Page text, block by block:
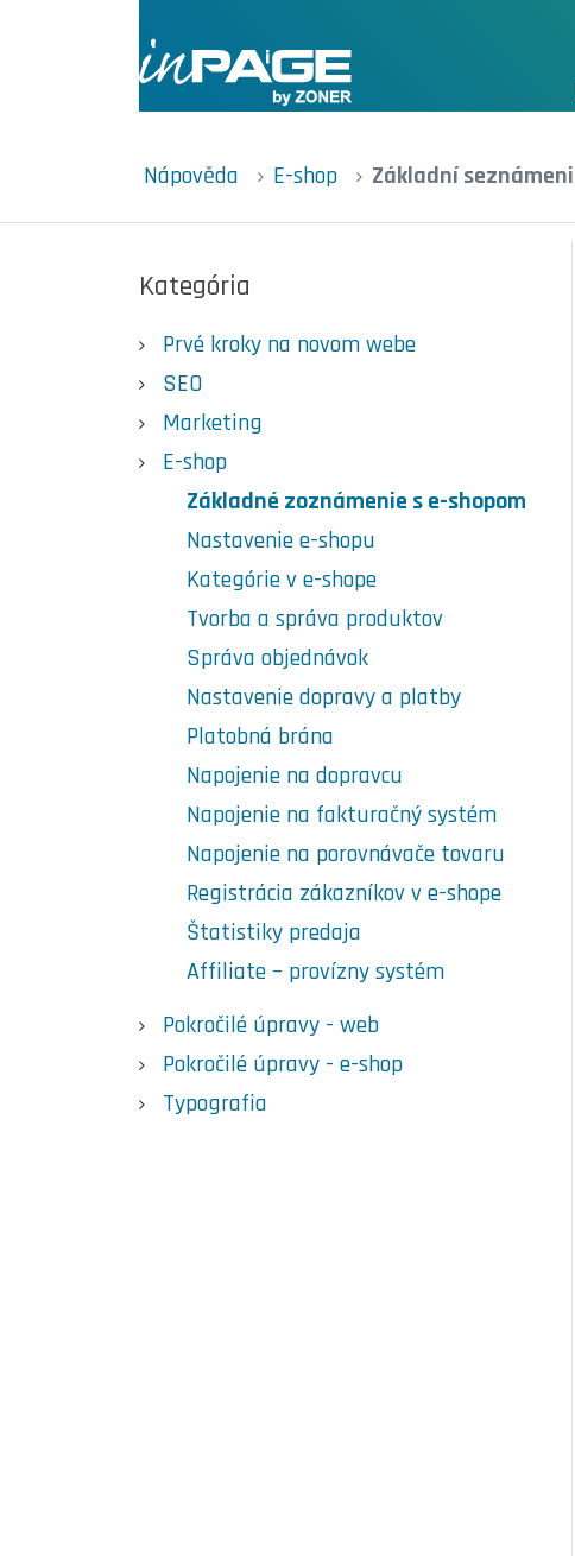
Nápověda E-shop Základní seznámeni
Kategória
Prvé kroky na novom webe
SEO
Marketing
E-shop
Základné zoznámenie s e-shopom
Nastavenie e-shopu
Kategórie v e-shope
Tvorba a správa produktov
Správa objednávok
Nastavenie dopravy a platby
Platobná brána
Napojenie na dopravcu
Napojenie na fakturačný systém
Napojenie na porovnávače tovaru
Registrácia zákazníkov v e-shope
Štatistiky predaja
Affiliate – provízny systém
Pokročilé úpravy - web
Pokročilé úpravy - e-shop
Typografia